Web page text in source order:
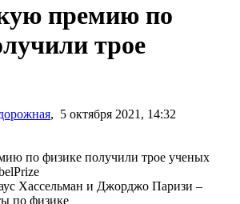
премию по
трое
, 5 октября 2021, 14:32
Хассельман и Джорджо Паризи –
по физике